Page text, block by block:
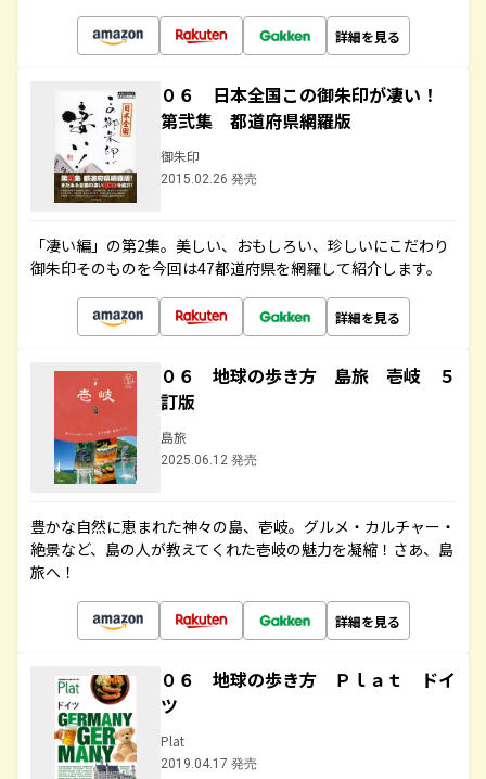
詳細を見る
０６ 日本全国この御朱印が凄い！
第弐集 都道府県網羅版
御朱印
2015.02.26 発売
「凄い編」の第2集。美しい、おもしろい、珍しいにこだわり
御朱印そのものを今回は47都道府県を網羅して紹介します。
詳細を見る
０６ 地球の歩き方 島旅 壱岐 ５
訂版
島旅
2025.06.12 発売
豊かな自然に恵まれた神々の島、壱岐。グルメ・カルチャー・
絶景など、島の人が教えてくれた壱岐の魅力を凝縮！さあ、島
旅へ！
詳細を見る
０６ 地球の歩き方 Ｐｌａｔ ドイ
ツ
Plat
2019.04.17 発売